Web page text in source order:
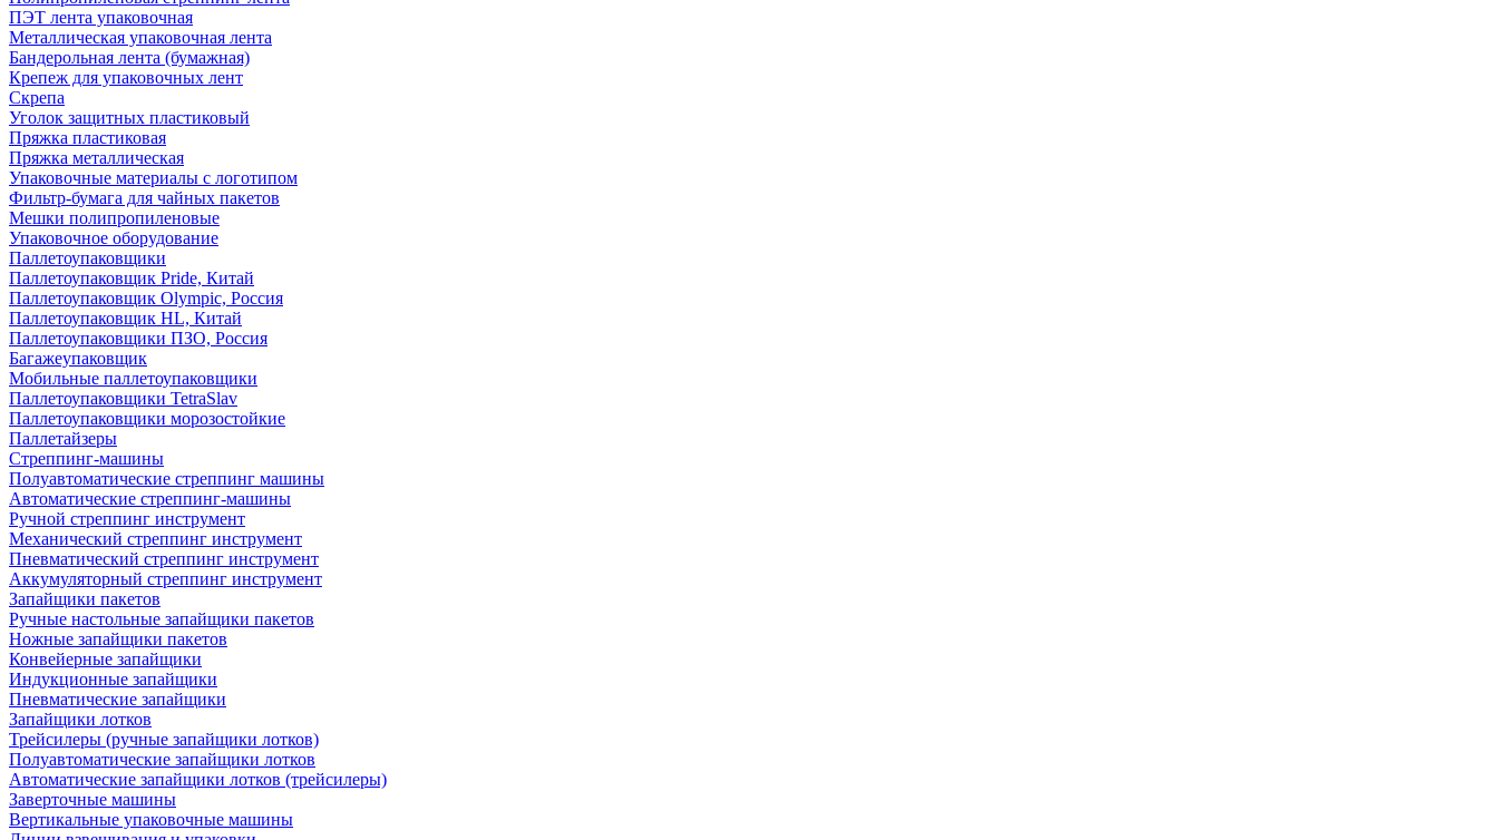
ПЭТ лента упаковочная
Металлическая упаковочная лента
Бандерольная лента (бумажная)
Крепеж для упаковочных лент
Скрепа
Уголок защитных пластиковый
Пряжка пластиковая
Пряжка металлическая
Упаковочные материалы с логотипом
Фильтр-бумага для чайных пакетов
Мешки полипропиленовые
Упаковочное оборудование
Паллетоупаковщики
Паллетоупаковщик Pride, Китай
Паллетоупаковщик Olympic, Россия
Паллетоупаковщик HL, Китай
Паллетоупаковщики ПЗО, Россия
Багажеупаковщик
Мобильные паллетоупаковщики
Паллетоупаковщики TetraSlav
Паллетоупаковщики морозостойкие
Паллетайзеры
Стреппинг-машины
Полуавтоматические стреппинг машины
Автоматические стреппинг-машины
Ручной стреппинг инструмент
Механический стреппинг инструмент
Пневматический стреппинг инструмент
Аккумуляторный стреппинг инструмент
Запайщики пакетов
Ручные настольные запайщики пакетов
Ножные запайщики пакетов
Конвейерные запайщики
Индукционные запайщики
Пневматические запайщики
Запайщики лотков
Трейсилеры (ручные запайщики лотков)
Полуавтоматические запайщики лотков
Автоматические запайщики лотков (трейсилеры)
Заверточные машины
Вертикальные упаковочные машины